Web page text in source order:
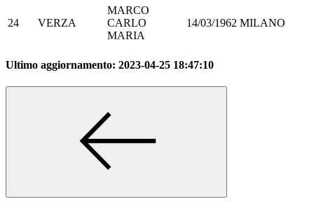
24 VERZA
MARCO
CARLO
MARIA
14/03/1962 MILANO
Ultimo aggiornamento: 2023-04-25 18:47:10